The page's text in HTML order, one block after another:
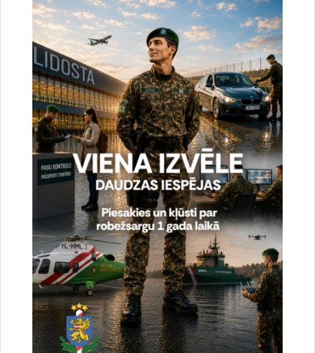
Vai šī informācija bija noderīga?
Sniegt atsauksmi
Esi pirmais, kas uzzina!